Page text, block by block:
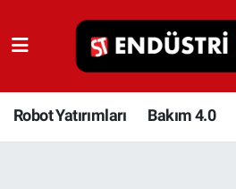
Robot Yatırımları Bakım 4.0
Robot Yatırımları
Bakım 4.0